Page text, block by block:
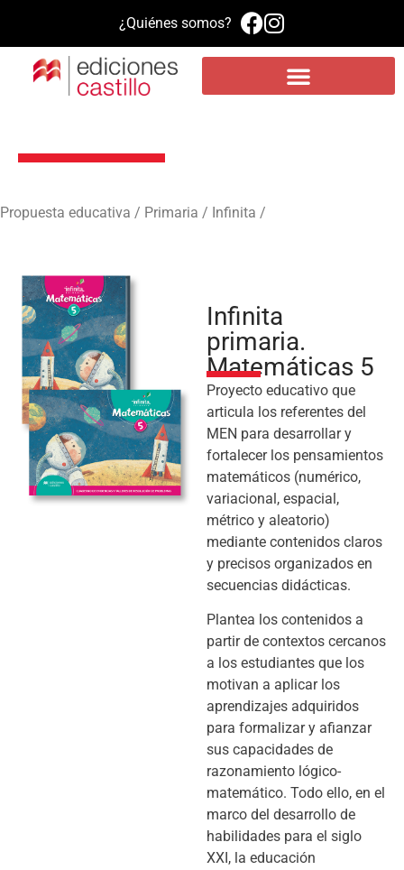
¿Quiénes somos?
Infinita primaria. Matemáticas 5
Propuesta educativa / Primaria / Infinita /
Infinita
primaria.
Matemáticas 5
Proyecto educativo que
articula los referentes del
MEN para desarrollar y
fortalecer los pensamientos
matemáticos (numérico,
variacional, espacial,
métrico y aleatorio)
mediante contenidos claros
y precisos organizados en
secuencias didácticas.
Plantea los contenidos a
partir de contextos cercanos
a los estudiantes que los
motivan a aplicar los
aprendizajes adquiridos
para formalizar y afianzar
sus capacidades de
razonamiento lógico-
matemático. Todo ello, en el
marco del desarrollo de
habilidades para el siglo
XXI, la educación